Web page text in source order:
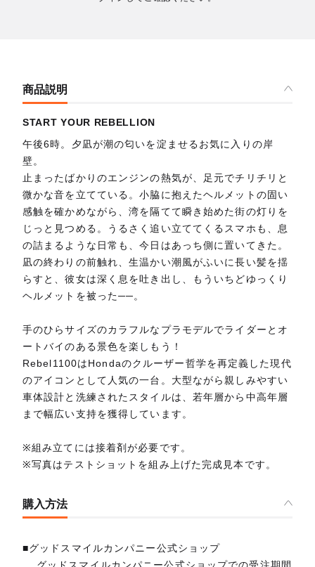
商品説明
START YOUR REBELLION
午後6時。夕凪が潮の匂いを淀ませるお気に入りの岸
壁。
止まったばかりのエンジンの熱気が、足元でチリチリと
微かな音を立てている。小脇に抱えたヘルメットの固い
感触を確かめながら、湾を隔てて瞬き始めた街の灯りを
じっと見つめる。うるさく追い立ててくるスマホも、息
の詰まるような日常も、今日はあっち側に置いてきた。
凪の終わりの前触れ、生温かい潮風がふいに長い髪を揺
らすと、彼女は深く息を吐き出し、もういちどゆっくり
ヘルメットを被った──。
手のひらサイズのカラフルなプラモデルでライダーとオ
ートバイのある景色を楽しもう！
Rebel1100はHondaのクルーザー哲学を再定義した現代
のアイコンとして人気の一台。大型ながら親しみやすい
車体設計と洗練されたスタイルは、若年層から中高年層
まで幅広い支持を獲得しています。
※組み立てには接着剤が必要です。
※写真はテストショットを組み上げた完成見本です。
購入方法
■グッドスマイルカンパニー公式ショップ